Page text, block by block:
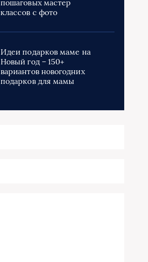
пошаговых мастер
классов с фото
Идеи подарков маме на
Новый год – 150+
вариантов новогодних
подарков для мамы